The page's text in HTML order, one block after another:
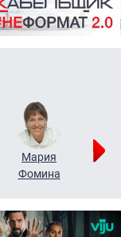
Мария
Фомина